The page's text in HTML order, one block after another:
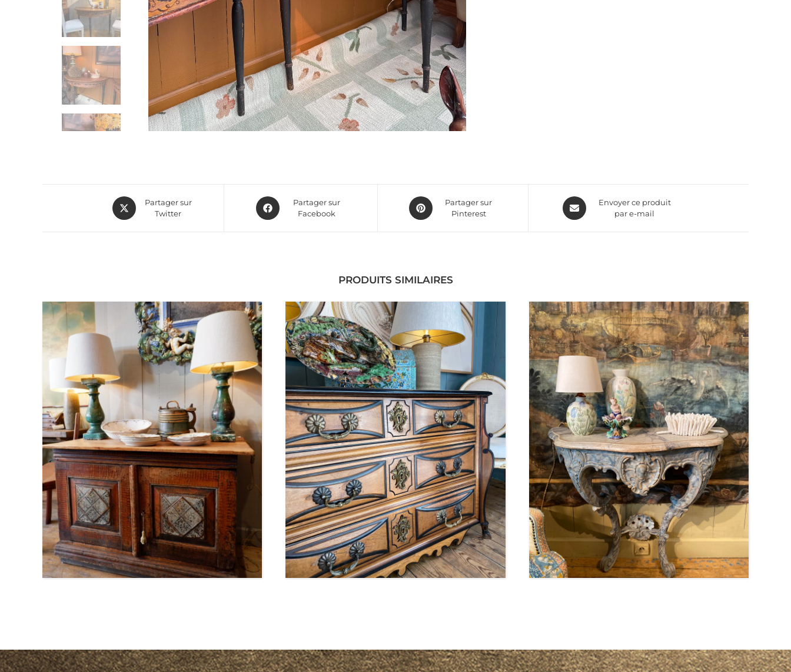
Partager sur
Twitter
Partager sur
Facebook
Partager sur
Pinterest
Envoyer ce produit
par e-mail
PRODUITS SIMILAIRES
BUFFET BAS EN BOIS NATUREL DÉCOR PEINT DE LA
RÉGION DU LAPLAND , SUÈDE DÉBUT XIXE
GRANDE COMMODE MAZARINE EN BOIS NOYER
BLOND REHAUSSÉ DE FILETS NOIRS DÉBUT XVIIIE –
VALLÉE DU RHÔNE.
CONSOLE SUÉDOISE EN BOIS SCULPTÉ & PEINT
DÉCOR FAUX MARBRE BLEU PÂLE CA.1780